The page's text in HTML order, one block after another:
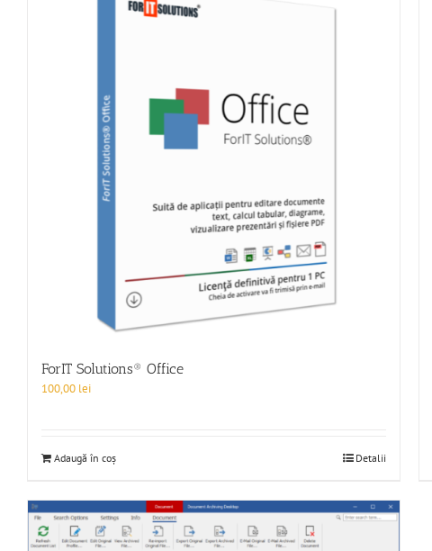
ForIT Solutions® Office
100,00 lei
Adaugă în coș Detalii